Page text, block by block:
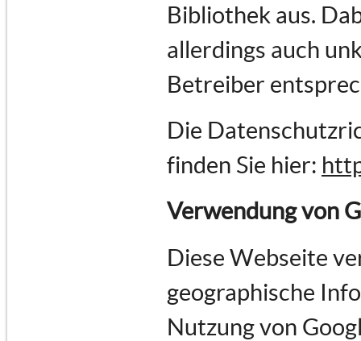
Bibliothek aus.
allerdings auch
Betreiber
Die
finden Sie hier:
Verwendung von
Diese Webseite
geographische
Nutzung von